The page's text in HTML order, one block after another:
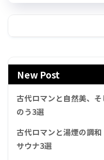
New Post
古代ロマンと自然美、
のう3選
古代ロマンと湯煙の調
サウナ3選